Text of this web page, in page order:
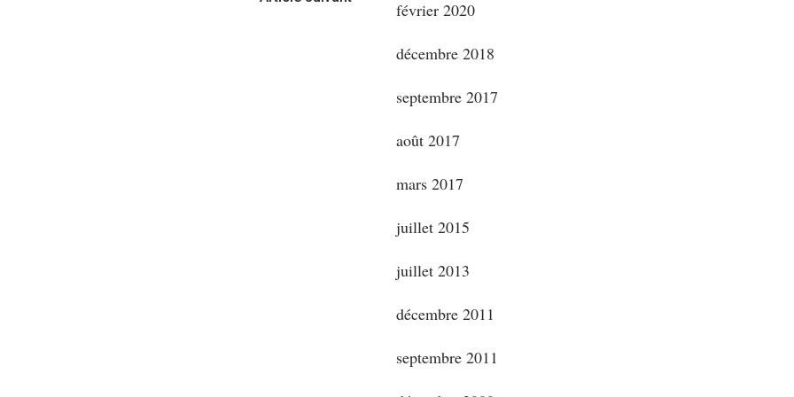
février 2020
décembre 2018
septembre 2017
août 2017
mars 2017
juillet 2015
juillet 2013
décembre 2011
septembre 2011